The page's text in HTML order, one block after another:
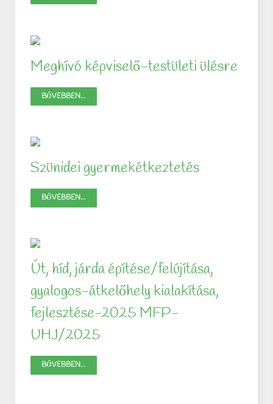
Meghívó képviselő-testületi ülésre
BŐVEBBEN...
Szünidei gyermekétkeztetés
BŐVEBBEN...
Út, híd, járda építése/felújítása,
gyalogos-átkelőhely kialakítása,
fejlesztése-2025 MFP-
UHJ/2025
BŐVEBBEN...